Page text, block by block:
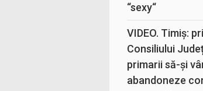
“sexy“
VIDEO. Timiș:
Consiliului
primarii să-și
abandoneze